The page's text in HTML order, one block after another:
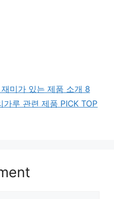
미가 있는 제품 소개 8
가루 관련 제품 PICK TOP